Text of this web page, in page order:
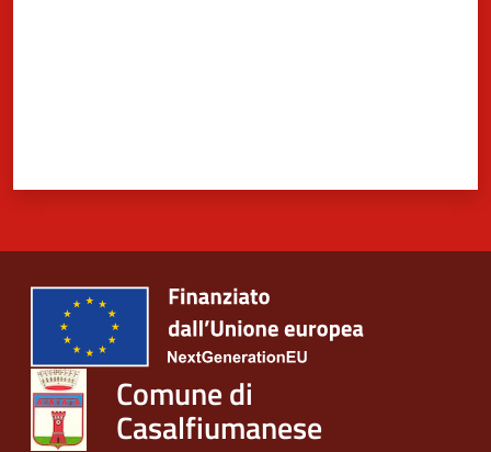
Comune di
Casalfiumanese